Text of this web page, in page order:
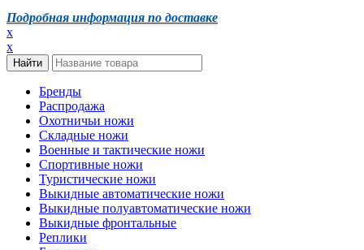
Подробная информация по доставке
x
x
Бренды
Распродажа
Охотничьи ножи
Складные ножи
Военные и тактические ножи
Спортивные ножи
Туристические ножи
Выкидные автоматические ножи
Выкидные полуавтоматические ножи
Выкидные фронтальные
Реплики